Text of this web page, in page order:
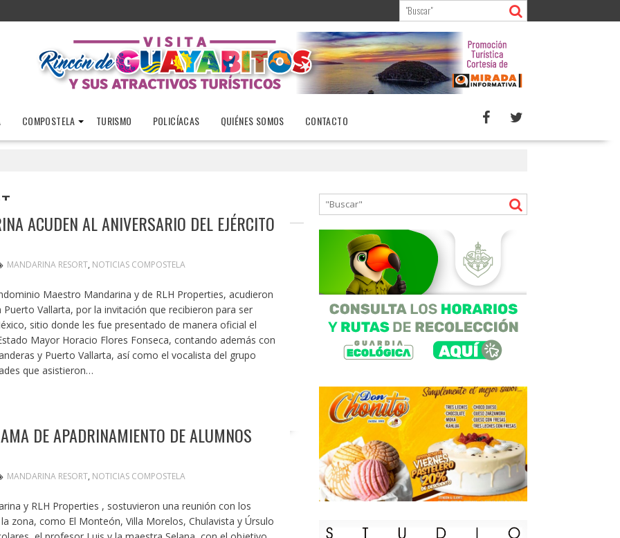
COMPOSTELA TURISMO POLICÍACAS QUIÉNES SOMOS CONTACTO
ACUDEN AL ANIVERSARIO DEL EJÉRCITO
MANDARINA RESORT, NOTICIAS COMPOSTELA
Maestro Mandarina y de RLH Properties, acudieron
Vallarta, por la invitación que recibieron para ser
sitio donde les fue presentado de manera oficial el
Mayor Horacio Flores Fonseca, contando además con
y Puerto Vallarta, así como el vocalista del grupo
que asistieron…
DE APADRINAMIENTO DE ALUMNOS
MANDARINA RESORT, NOTICIAS COMPOSTELA
y RLH Properties , sostuvieron una reunión con los
zona, como El Monteón, Villa Morelos, Chulavista y Úrsulo